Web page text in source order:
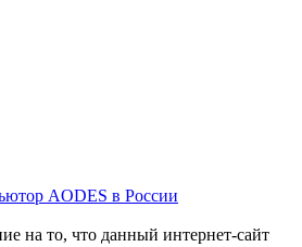
AODES в России
на то, что данный интернет-сайт